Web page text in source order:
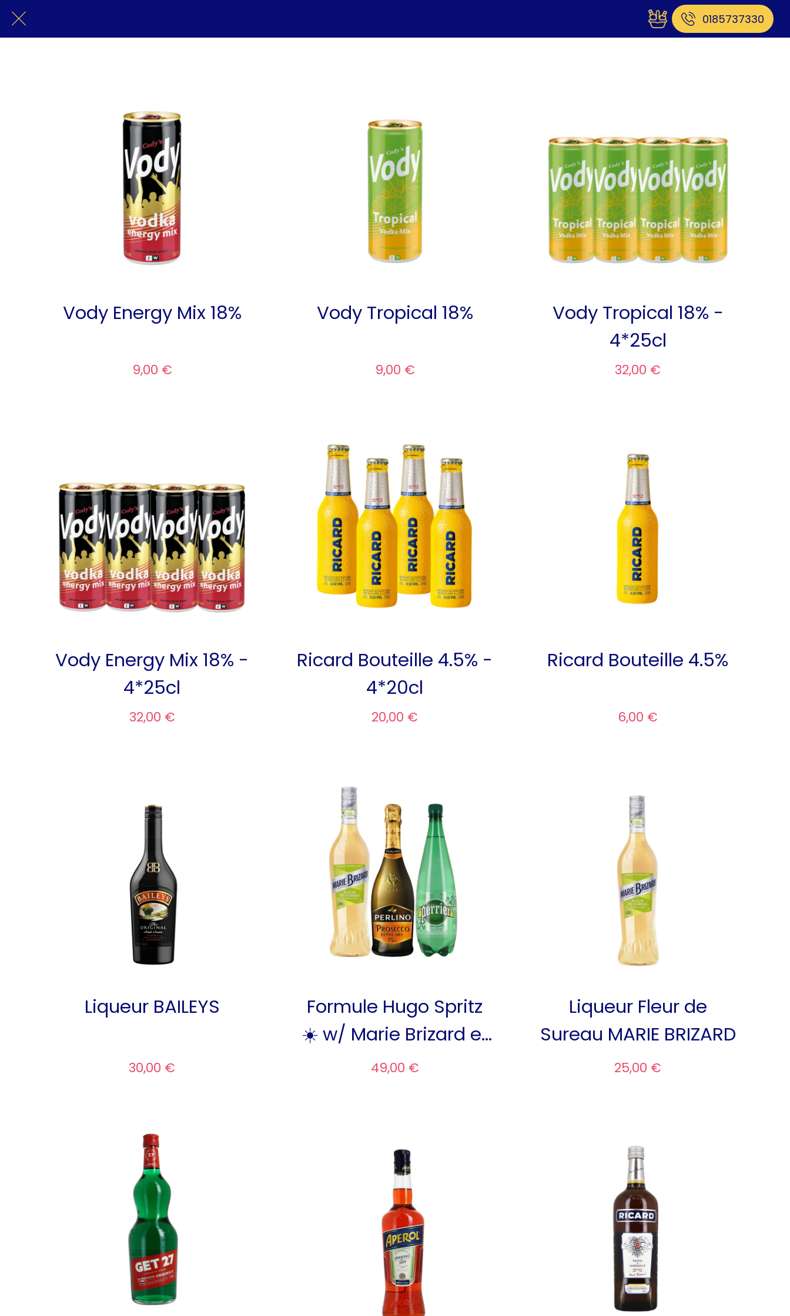
0185737330
Vody Energy Mix 18%
9,00 €
Vody Tropical 18%
9,00 €
Vody Tropical 18% -
4*25cl
32,00 €
Vody Energy Mix 18% -
4*25cl
32,00 €
Ricard Bouteille 4.5% -
4*20cl
20,00 €
Ricard Bouteille 4.5%
6,00 €
Liqueur BAILEYS
30,00 €
Formule Hugo Spritz
☀️ w/ Marie Brizard et
Perlino Prosecco
49,00 €
Liqueur Fleur de
Sureau MARIE BRIZARD
25,00 €